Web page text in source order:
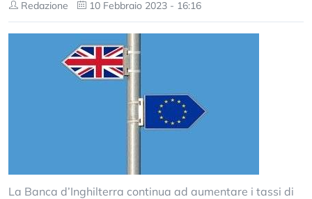
Redazione 10 Febbraio 2023 - 16:16
La Banca d’Inghilterra continua ad aumentare i tassi di